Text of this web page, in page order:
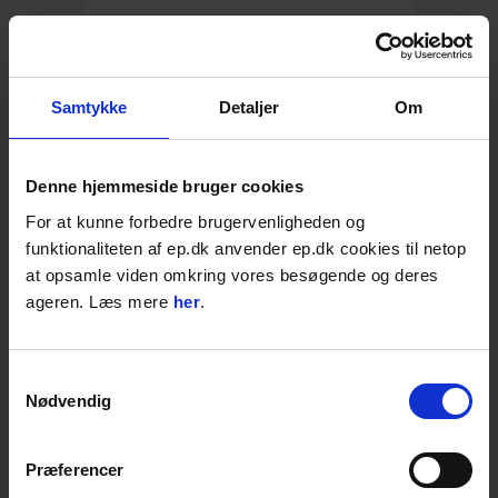
Samtykke Detaljer Om
Denne hjemmeside bruger cookies
For at kunne forbedre brugervenligheden og
funktionaliteten af ep.dk anvender ep.dk cookies til netop
at opsamle viden omkring vores besøgende og deres
ageren. Læs mere her.
Nødvendig
Præferencer
Læg i kurven
Cellulose
t/mindre emner
På lager: 1-2 dages levering
1.565,00